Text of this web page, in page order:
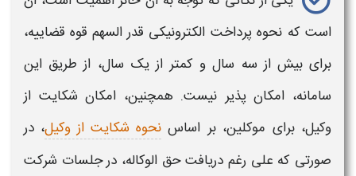
است که نحوه پرداخت الکترونیکی قدر السهم قوه قضاییه،
برای بیش از سه سال و کمتر از یک سال، از طریق این
سامانه، امکان پذیر نیست. همچنین، امکان شکایت از
وکیل، برای موکلین، بر اساس نحوه شکایت از وکیل، در
صورتی که علی رغم دریافت حق الوکاله، در جلسات شرکت